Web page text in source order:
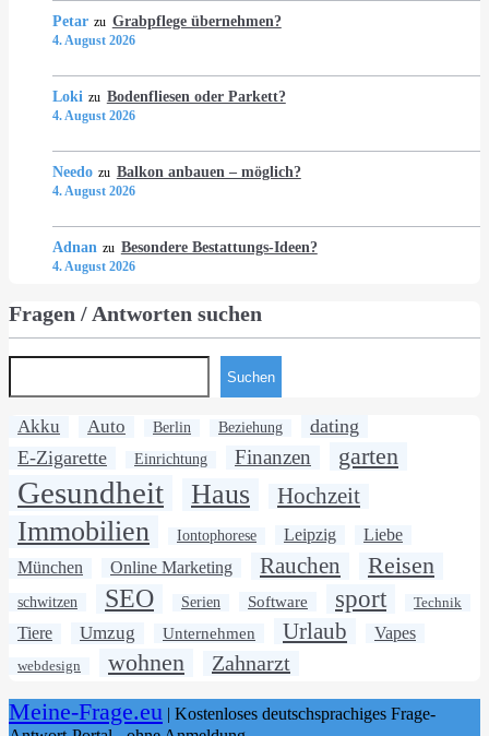
Petar zu Grabpflege übernehmen?
4. August 2026
Loki zu Bodenfliesen oder Parkett?
4. August 2026
Needo zu Balkon anbauen – möglich?
4. August 2026
Adnan zu Besondere Bestattungs-Ideen?
4. August 2026
Fragen / Antworten suchen
Suchen
Akku Auto Berlin Beziehung
dating
E-Zigarette
Einrichtung Finanzen garten
Gesundheit Haus Hochzeit
Immobilien Iontophorese Leipzig Liebe
München Online Marketing Rauchen Reisen
schwitzen SEO Serien Software sport Technik
Tiere Umzug Unternehmen Urlaub Vapes
webdesign wohnen Zahnarzt
Meine-Frage.eu | Kostenloses deutschsprachiges Frage-